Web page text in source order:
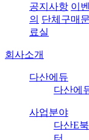
공지사항 이
의 단체구매
료실
회사소개
다산에듀
다산에
사업분야
다산E북